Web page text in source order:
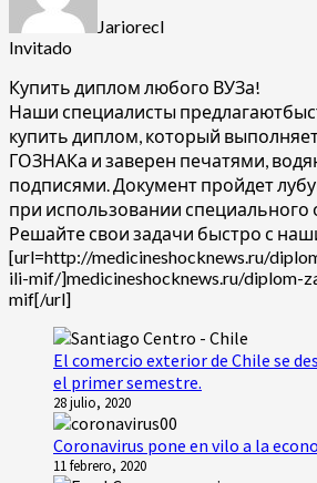
Jariorecl
Invitado
Купить диплом любого ВУЗа!
Наши специалисты
купить диплом, который
ГОЗНАКа и заверен печатями,
подписями. Документ пройдет
при использовании специального
Решайте свои задачи быстро с
[url=http://medicineshocknews.ru/
ili-mif/]medicineshocknews.ru/diplom-
mif[/url]
El comercio exterior de Chile se
el primer semestre.
28 julio, 2020
Coronavirus pone en vilo a la
11 febrero, 2020